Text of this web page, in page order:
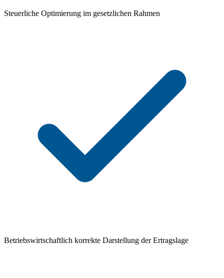
Steuerliche Optimierung im gesetzlichen Rahmen
Betriebswirtschaftlich korrekte Darstellung der Ertragslage